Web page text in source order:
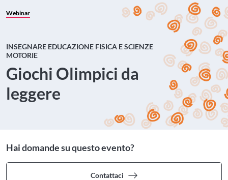
Webinar
INSEGNARE EDUCAZIONE FISICA E SCIENZE
MOTORIE
Giochi Olimpici da
leggere
Hai domande su questo evento?
Contattaci